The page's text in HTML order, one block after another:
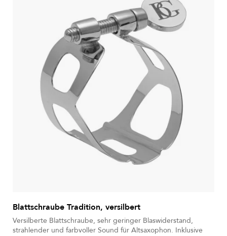
Blattschraube Tradition, versilbert
Versilberte Blattschraube, sehr geringer Blaswiderstand,
strahlender und farbvoller Sound für Altsaxophon. Inklusive